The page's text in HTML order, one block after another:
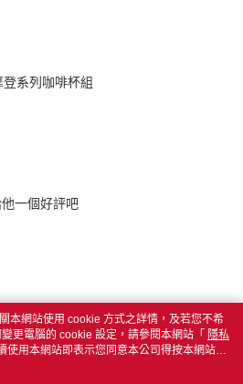
登系列咖啡杯組
一個好評吧
本網站使用 cookie 方式之詳情，及若您不希
更電腦的 cookie 設定，請參閱本網站「 隱私
使用本網站即表示您同意本公司得按本網站使